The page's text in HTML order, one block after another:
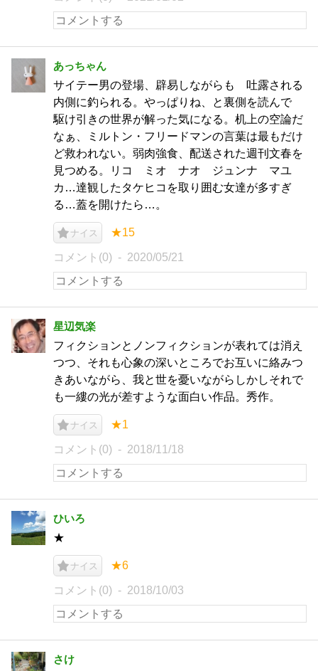
あっちゃん
サイテー男の登場、辟易しながらも 吐露される
内側に釣られる。やっぱりね、と裏側を読んで
駆け引きの世界が解った気になる。机上の空論だ
なぁ、ミルトン・フリードマンの言葉は最もだけ
ど救われない。弱肉強食、配送された週刊文春を
見つめる。リコ ミオ ナオ ジュンナ マユ
カ…達観したタケヒコを取り囲む女達が多すぎ
る…蓋を開けたら…。
ナイス ★15
コメント(0) 2020/05/21
星辺気楽
フィクションとノンフィクションが表れては消え
つつ、それも心象の深いところでお互いに絡みつ
きあいながら、我と世を憂いながらしかしそれで
も一縷の光が差すような面白い作品。秀作。
ナイス ★1
コメント(0) 2018/11/18
ひいろ
★
ナイス ★6
コメント(0) 2018/10/03
さけ